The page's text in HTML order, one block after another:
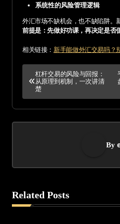
系统性的风险管理逻辑
外汇市场不缺机会，也不缺陷阱。
前提是：先做好功课，再决定是否
相关链接： 新手能做外汇交易吗？
P
o
s
a
v
杠杆交易的风险与回报：
从原理到机制，一次讲清
楚
By
Related Posts